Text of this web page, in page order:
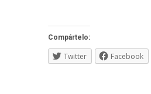
Compártelo:
Twitter Facebook